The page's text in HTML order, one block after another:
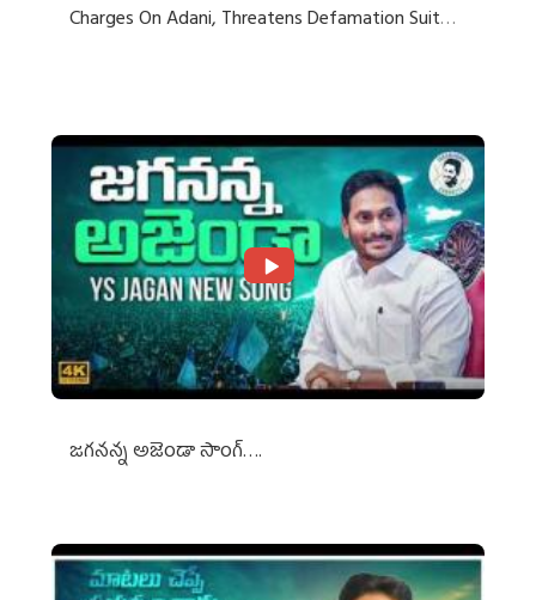
Charges On Adani, Threatens Defamation Suit
జగనన్న అజెండా సాంగ్….